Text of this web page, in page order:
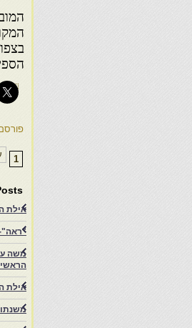
1
אילת
משה
אילת
משנתו